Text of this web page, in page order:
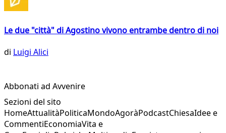
Le due "città" di Agostino vivono entrambe dentro di noi
di Luigi Alici
Abbonati ad Avvenire
Sezioni del sito
HomeAttualitàPoliticaMondoAgoràPodcastChiesaIdee e
CommentiEconomiaVita e